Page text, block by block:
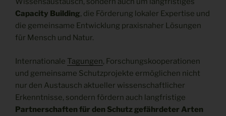
Capacity Building, die Förderung lokaler Expertise und
die gemeinsame Entwicklung praxisnaher Lösungen
für Mensch und Natur.
Internationale Tagungen, Forschungskooperationen
und gemeinsame Schutzprojekte ermöglichen nicht
nur den Austausch aktueller wissenschaftlicher
Erkenntnisse, sondern fördern auch langfristige
Partnerschaften für den Schutz gefährdeter Arten